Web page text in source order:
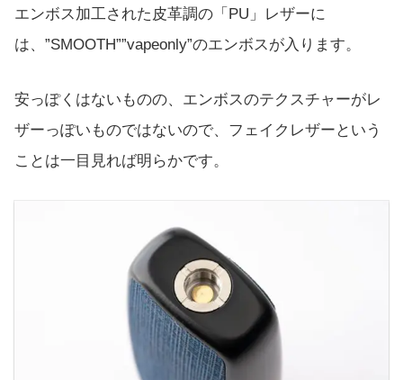
エンボス加工された皮革調の「PU」レザーに
は、”SMOOTH””vapeonly”のエンボスが入ります。
安っぽくはないものの、エンボスのテクスチャーがレ
ザーっぽいものではないので、フェイクレザーという
ことは一目見れば明らかです。